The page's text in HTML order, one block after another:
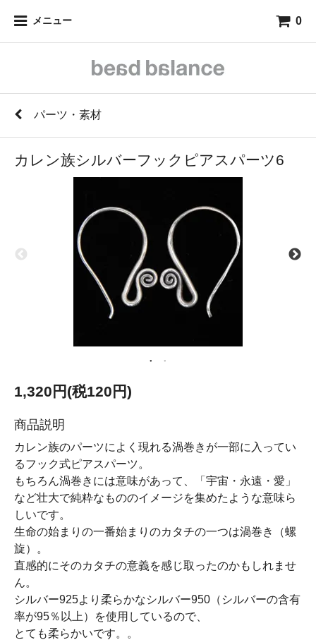
メニュー 0
パーツ・素材
カレン族シルバーフックピアスパーツ6
1,320円(税120円)
商品説明
カレン族のパーツによく現れる渦巻きが一部に入ってい
るフック式ピアスパーツ。
もちろん渦巻きには意味があって、「宇宙・永遠・愛」
など壮大で純粋なもののイメージを集めたような意味ら
しいです。
生命の始まりの一番始まりのカタチの一つは渦巻き（螺
旋）。
直感的にそのカタチの意義を感じ取ったのかもしれませ
ん。
シルバー925より柔らかなシルバー950（シルバーの含有
率が95％以上）を使用しているので、
とても柔らかいです。。